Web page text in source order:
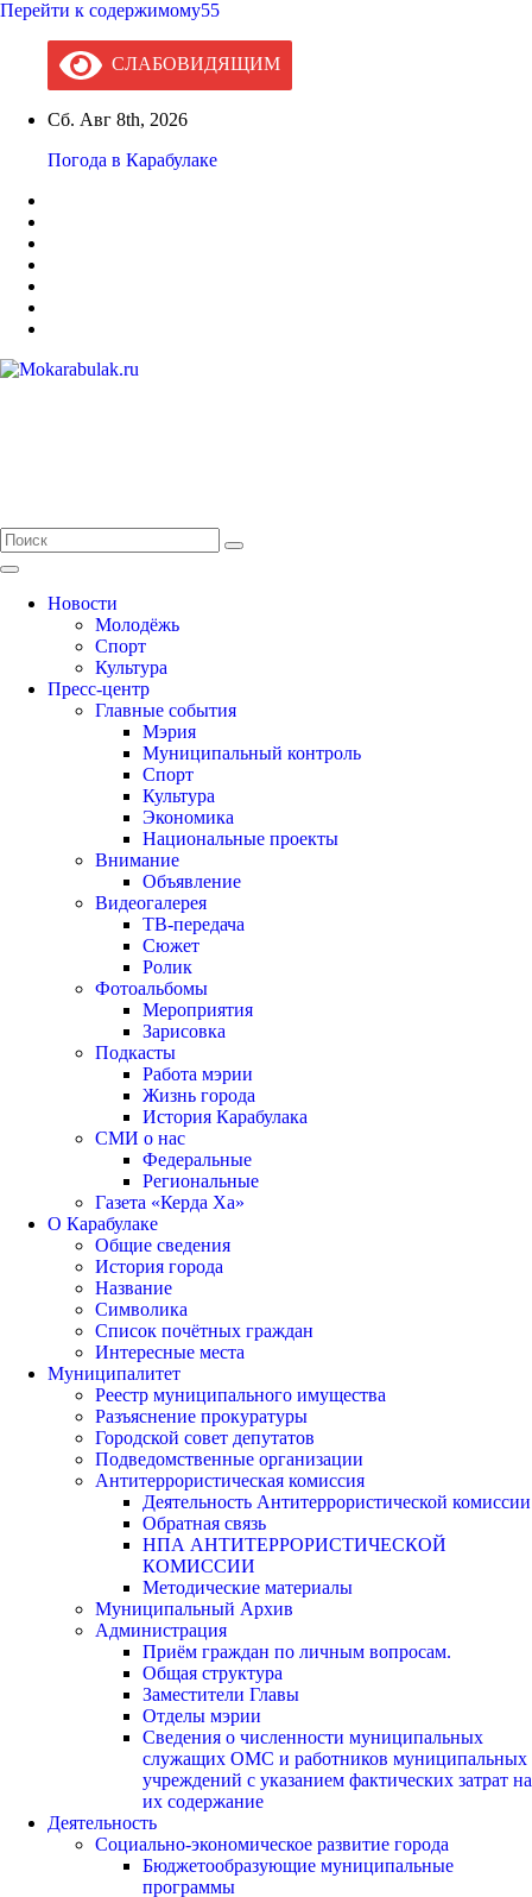
Перейти к содержимому55
СЛАБОВИДЯЩИМ
Сб. Авг 8th, 2026
Погода в Карабулаке
Новости
Молодёжь
Спорт
Культура
Пресс-центр
Главные события
Мэрия
Муниципальный контроль
Спорт
Культура
Экономика
Национальные проекты
Внимание
Объявление
Видеогалерея
ТВ-передача
Сюжет
Ролик
Фотоальбомы
Мероприятия
Зарисовка
Подкасты
Работа мэрии
Жизнь города
История Карабулака
СМИ о нас
Федеральные
Региональные
Газета «Керда Ха»
О Карабулаке
Общие сведения
История города
Название
Символика
Список почётных граждан
Интересные места
Муниципалитет
Реестр муниципального имущества
Разъяснение прокуратуры
Городской совет депутатов
Подведомственные организации
Антитеррористическая комиссия
Деятельность Антитеррористической комиссии
Обратная связь
НПА АНТИТЕРРОРИСТИЧЕСКОЙ
КОМИССИИ
Методические материалы
Муниципальный Архив
Администрация
Приём граждан по личным вопросам.
Общая структура
Заместители Главы
Отделы мэрии
Сведения о численности муниципальных
служащих ОМС и работников муниципальных
учреждений с указанием фактических затрат на
их содержание
Деятельность
Социально-экономическое развитие города
Бюджетообразующие муниципальные
программы